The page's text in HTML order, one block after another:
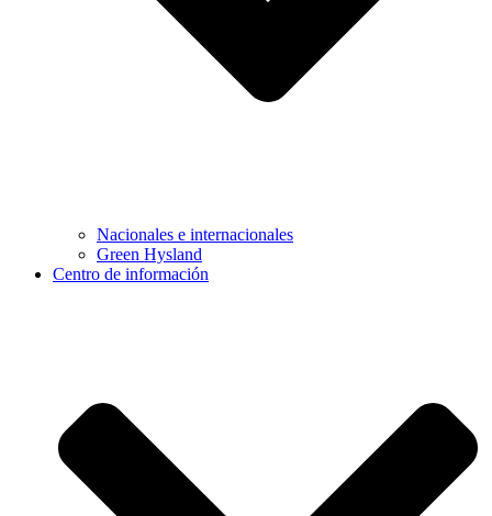
Nacionales e internacionales
Green Hysland
Centro de información